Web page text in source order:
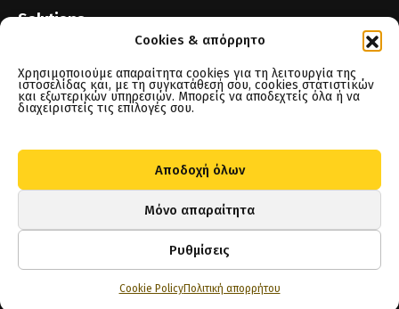
Cookies & απόρρητο
Χρησιμοποιούμε απαραίτητα cookies για τη λειτουργία της
ιστοσελίδας και, με τη συγκατάθεσή σου, cookies στατιστικών
και εξωτερικών υπηρεσιών. Μπορείς να αποδεχτείς όλα ή να
διαχειριστείς τις επιλογές σου.
Αποδοχή όλων
Μόνο απαραίτητα
Ρυθμίσεις
Cookie PolicyΠολιτική απορρήτου
Solutions
Tsitah Maps Boost
Notes
Tsitah © 2026. All Rights Reserved.
Terms of Use